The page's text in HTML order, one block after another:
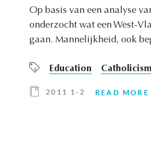
Op basis van een analyse
onderzocht wat een West-
gaan. Mannelijkheid, ook
Education Catholicism
2011 1-2 READ MORE